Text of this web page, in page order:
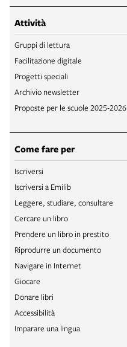
Attività
Gruppi di lettura
Facilitazione digitale
Progetti speciali
Archivio newsletter
Proposte per le scuole 2025-2026
Come fare per
Iscriversi
Iscriversi a Emilib
Leggere, studiare, consultare
Cercare un libro
Prendere un libro in prestito
Riprodurre un documento
Navigare in Internet
Giocare
Donare libri
Accessibilità
Imparare una lingua